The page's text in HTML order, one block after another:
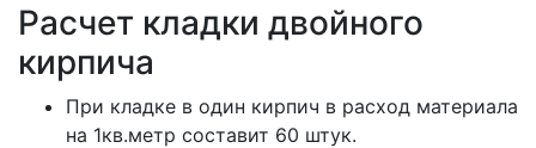
Расчет кладки двойного
кирпича
При кладке в один кирпич в расход материала
на 1кв.метр составит 60 штук.